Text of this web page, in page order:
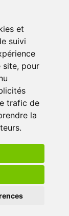
et
suivi
site, pour
trafic de
la